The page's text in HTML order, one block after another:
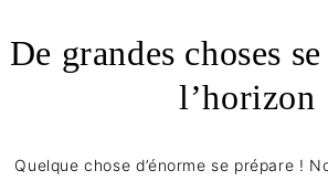
De grandes choses
l’horizon
Quelque chose d’énorme se prépare !